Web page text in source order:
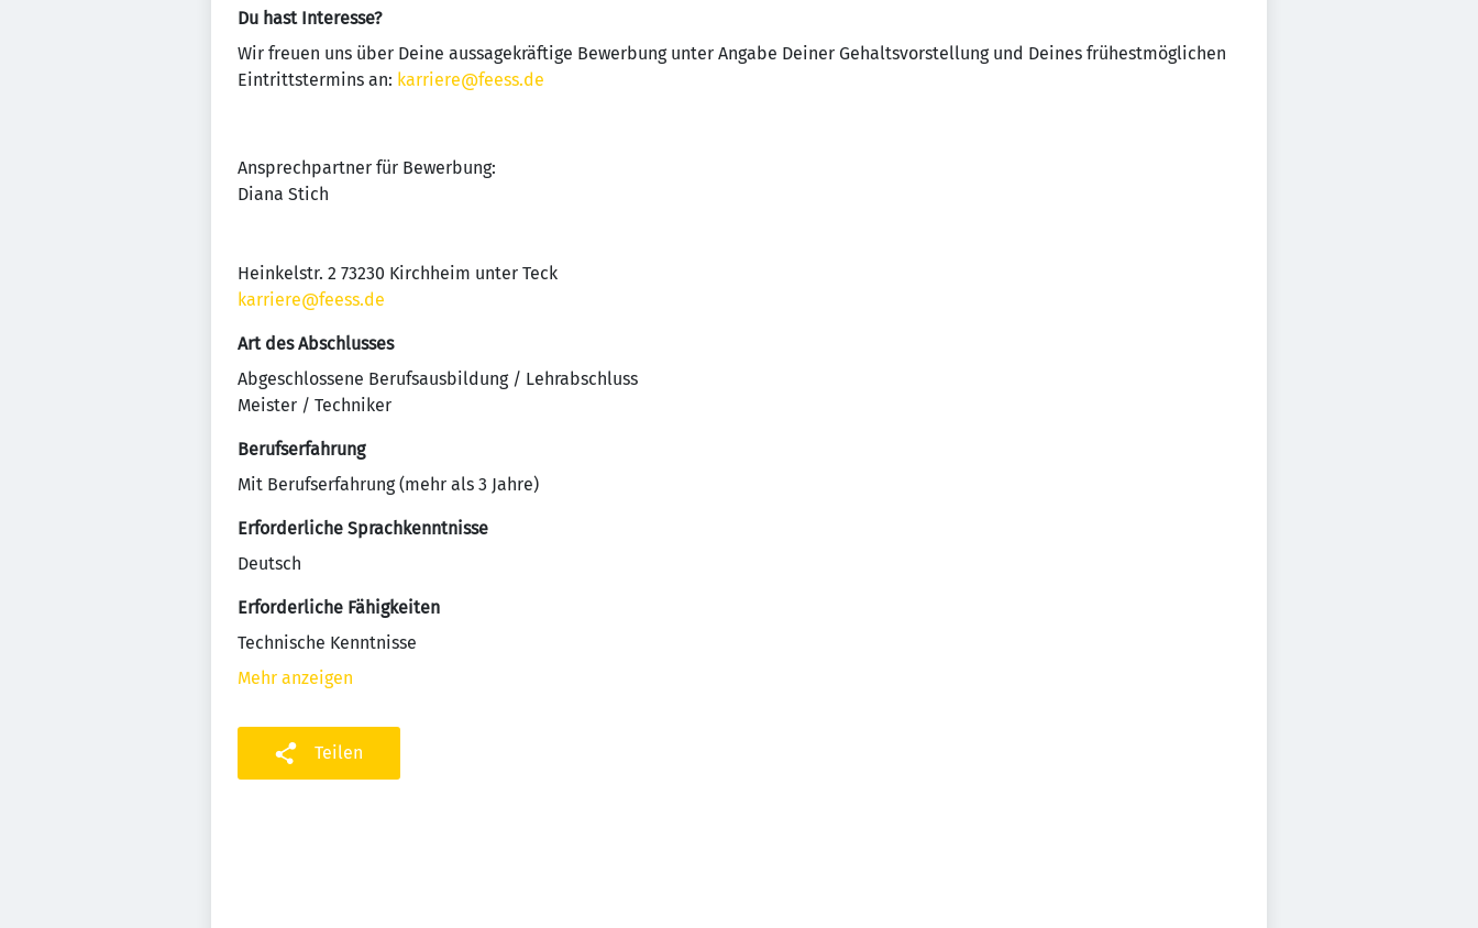
Du hast Interesse?
Wir freuen uns über Deine aussagekräftige Bewerbung unter Angabe Deiner Gehaltsvorstellung und Deines frühestmöglichen
Eintrittstermins an: karriere@feess.de
Ansprechpartner für Bewerbung:
Diana Stich
Heinkelstr. 2 73230 Kirchheim unter Teck
karriere@feess.de
Art des Abschlusses
Abgeschlossene Berufsausbildung / Lehrabschluss
Meister / Techniker
Berufserfahrung
Mit Berufserfahrung (mehr als 3 Jahre)
Erforderliche Sprachkenntnisse
Deutsch
Erforderliche Fähigkeiten
Technische Kenntnisse
Mehr anzeigen
Teilen